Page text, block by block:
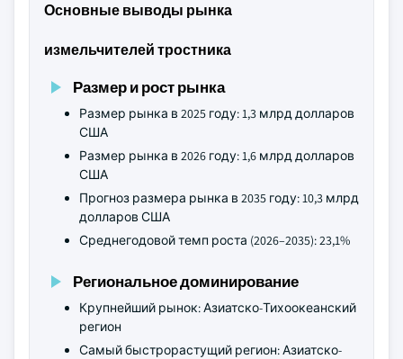
Основные выводы рынка
измельчителей тростника
Размер и рост рынка
Размер рынка в 2025 году: 1,3 млрд долларов
США
Размер рынка в 2026 году: 1,6 млрд долларов
США
Прогноз размера рынка в 2035 году: 10,3 млрд
долларов США
Среднегодовой темп роста (2026–2035): 23,1%
Региональное доминирование
Крупнейший рынок: Азиатско-Тихоокеанский
регион
Самый быстрорастущий регион: Азиатско-